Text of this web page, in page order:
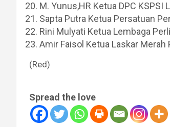
M. Yunus,HR Ketua DPC KSPSI
Sapta Putra Ketua Persatuan
Rini Mulyati Ketua Lembaga
Amir Faisol Ketua Laskar
(Red)
Spread the love